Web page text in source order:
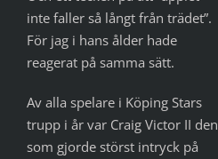
inte faller så långt från trädet”.
För jag i hans ålder hade
reagerat på samma sätt.
Av alla spelare i Köping Stars
trupp i år var Craig Victor II den
som gjorde störst intryck på